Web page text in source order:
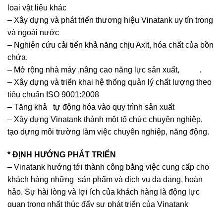
loại vật liệu khác
– Xây dựng và phát triển thương hiệu Vinatank uy tín trong
và ngoài nước
– Nghiên cứu cải tiến khả năng chịu Axit, hóa chất của bồn
chứa.
– Mở rộng nhà máy ,nâng cao năng lực sản xuất, .
– Xây dựng và triển khai hệ thống quản lý chất lượng theo
tiêu chuẩn ISO 9001:2008
– Tăng khả tự động hóa vào quy trình sản xuất
– Xây dựng Vinatank thành một tổ chức chuyên nghiệp,
tạo dựng môi trường làm việc chuyên nghiệp, năng động.
* ĐỊNH HƯỚNG PHÁT TRIỂN
– Vinatank hướng tới thành công bằng việc cung cấp cho
khách hàng những sản phẩm và dịch vụ đa dạng, hoàn
hảo. Sự hài lòng và lợi ích của khách hàng là động lực
quan trọng nhất thúc đẩy sự phát triển của Vinatank